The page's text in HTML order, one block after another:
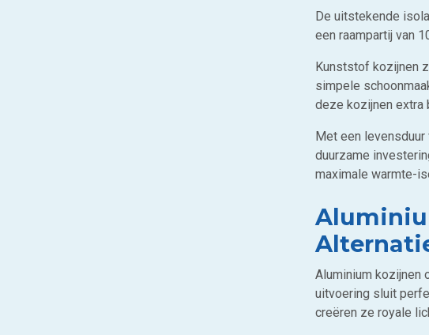
De uitstekende
een raampartij van
Kunststof kozijnen
simpele
deze kozijnen extra
Met een
duurzame
maximale warmte-
Aluminium kozijnen
uitvoering sluit
creëren ze royale